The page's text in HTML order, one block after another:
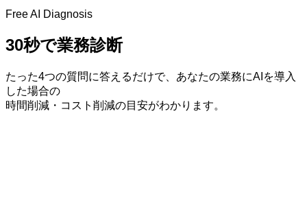
Free AI Diagnosis
30秒で業務診断
たった4つの質問に答えるだけで、あなたの業務にAIを導入
した場合の
時間削減・コスト削減の目安がわかります。